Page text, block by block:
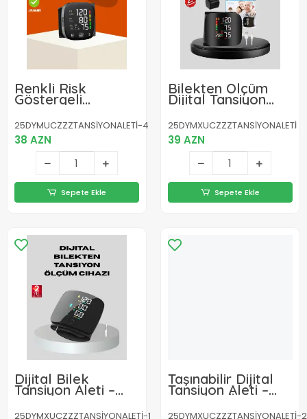
Renkli Risk
Göstergeli
Tansiyon Aleti
25DYMUCZZZTANSİYONALETİ-4
38 AZN
Sepete Ekle
Bilekten Ölçüm
Dijital Tansiyon
Aleti – Renkli Risk
Göstergeli ve
Aritmi Uyarılı
25DYMXUCZZZTANSİYONALETİ
39 AZN
Sepete Ekle
Dijital Bilek
Tansiyon Aleti –
Çift Kullanıcı
Hafızalı, Aritmi
25DYMXUCZZZTANSİYONALETİ-1
Taşınabilir Dijital
Tansiyon Aleti –
Bilekten Ölçüm,
Aritmi Uyarısı ve
25DYMXUCZZZTANSİYONALETİ-2